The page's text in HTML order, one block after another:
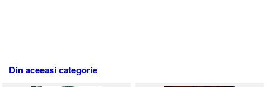
Din aceeasi categorie